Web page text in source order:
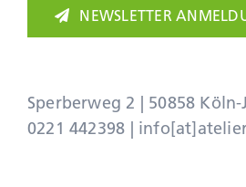
NEWSLETTER
Sperberweg 2 | 50858
0221 442398 |